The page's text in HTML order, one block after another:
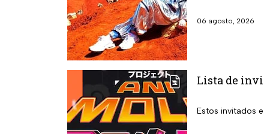
06 agosto, 2026
Lista de
Estos invitados